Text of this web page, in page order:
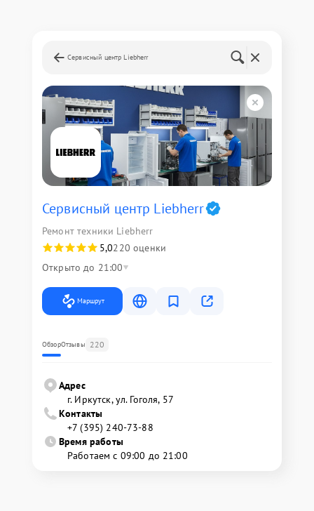
Сервисный центр Liebherr
Сервисный центр Liebherr
Ремонт техники Liebherr
5,0220 оценки
Открыто до 21:00
Маршрут
ОбзорОтзывы 220
Адрес
г. Иркутск, ул. ​Гоголя, 57
Контакты
+7 (395) 240-73-88
Время работы
Работаем с 09:00 до 21:00